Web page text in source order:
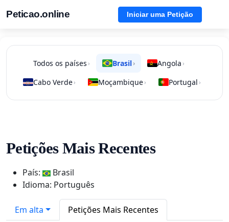
Peticao.online Iniciar uma Petição
Todos os países › Brasil› Angola ›
Cabo Verde› Moçambique› Portugal ›
Petições Mais Recentes
País:
Brasil
Idioma: Português
Em alta Petições Mais Recentes